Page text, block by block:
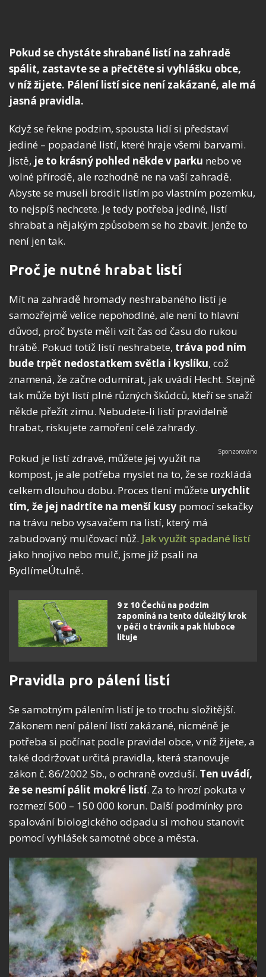
Pokud se chystáte shrabané listí na zahradě
spálit, zastavte se a přečtěte si vyhlášku obce,
v níž žijete. Pálení listí sice není zakázané, ale má
jasná pravidla.
Když se řekne podzim, spousta lidí si představí
jediné – popadané listí, které hraje všemi barvami.
Jistě, je to krásný pohled někde v parku nebo ve
volné přírodě, ale rozhodně ne na vaší zahradě.
Abyste se museli brodit listím po vlastním pozemku,
to nejspíš nechcete. Je tedy potřeba jediné, listí
shrabat a nějakým způsobem se ho zbavit. Jenže to
není jen tak.
Proč je nutné hrabat listí
Mít na zahradě hromady neshrabaného listí je
samozřejmě velice nepohodlné, ale není to hlavní
důvod, proč byste měli vzít čas od času do rukou
hrábě. Pokud totiž listí neshrabete, tráva pod ním
bude trpět nedostatkem světla i kyslíku, což
znamená, že začne odumírat, jak uvádí Hecht. Stejně
tak může být listí plné různých škůdců, kteří se snaží
někde přežít zimu. Nebudete-li listí pravidelně
hrabat, riskujete zamoření celé zahrady.
Pokud je listí zdravé, můžete jej využít na
kompost, je ale potřeba myslet na to, že se rozkládá
celkem dlouhou dobu. Proces tlení můžete urychlit
tím, že jej nadrtíte na menší kusy pomocí sekačky
na trávu nebo vysavačem na listí, který má
zabudovaný mulčovací nůž. Jak využít spadané listí
jako hnojivo nebo mulč, jsme již psali na
BydlímeÚtulně.
9 z 10 Čechů na podzim
zapomíná na tento důležitý krok
v péči o trávník a pak hluboce
lituje
Pravidla pro pálení listí
Se samotným pálením listí je to trochu složitější.
Zákonem není pálení listí zakázané, nicméně je
potřeba si počínat podle pravidel obce, v níž žijete, a
také dodržovat určitá pravidla, která stanovuje
zákon č. 86/2002 Sb., o ochraně ovzduší. Ten uvádí,
že se nesmí pálit mokré listí. Za to hrozí pokuta v
rozmezí 500 – 150 000 korun. Další podmínky pro
spalování biologického odpadu si mohou stanovit
pomocí vyhlášek samotné obce a města.